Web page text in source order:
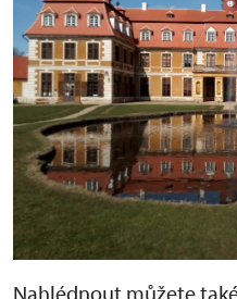
Nahlédnout můžete